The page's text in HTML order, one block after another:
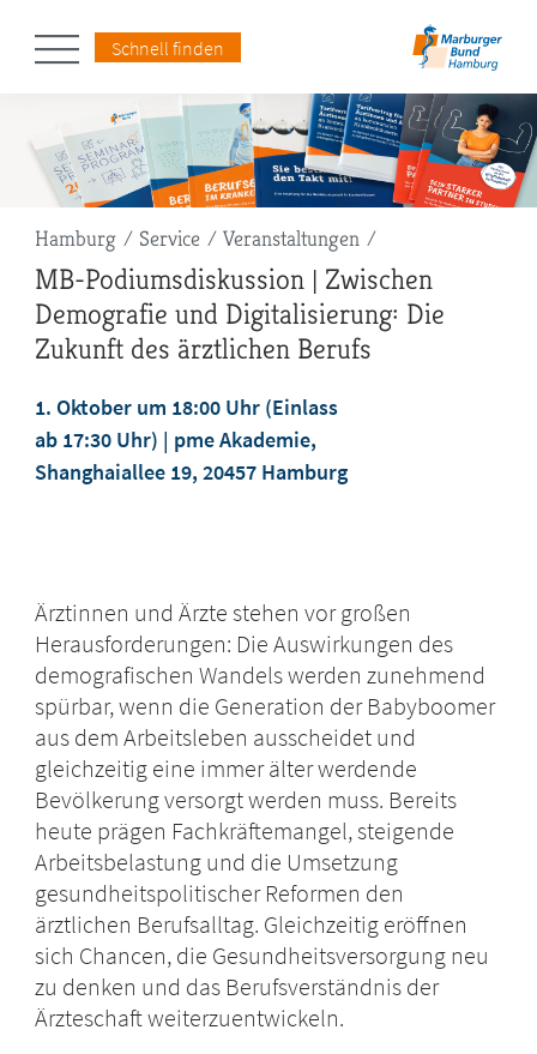
Schnell finden
Pfadnavigation
Hamburg Service Veranstaltungen
MB-Podiumsdiskussion | Zwischen
Demografie und Digitalisierung: Die
Zukunft des ärztlichen Berufs
1. Oktober um 18:00 Uhr (Einlass
ab 17:30 Uhr)
pme Akademie,
Shanghaiallee 19, 20457 Hamburg
Ärztinnen und Ärzte stehen vor großen
Herausforderungen: Die Auswirkungen des
demografischen Wandels werden zunehmend
spürbar, wenn die Generation der Babyboomer
aus dem Arbeitsleben ausscheidet und
gleichzeitig eine immer älter werdende
Bevölkerung versorgt werden muss. Bereits
heute prägen Fachkräftemangel, steigende
Arbeitsbelastung und die Umsetzung
gesundheitspolitischer Reformen den
ärztlichen Berufsalltag. Gleichzeitig eröffnen
sich Chancen, die Gesundheitsversorgung neu
zu denken und das Berufsverständnis der
Ärzteschaft weiterzuentwickeln.